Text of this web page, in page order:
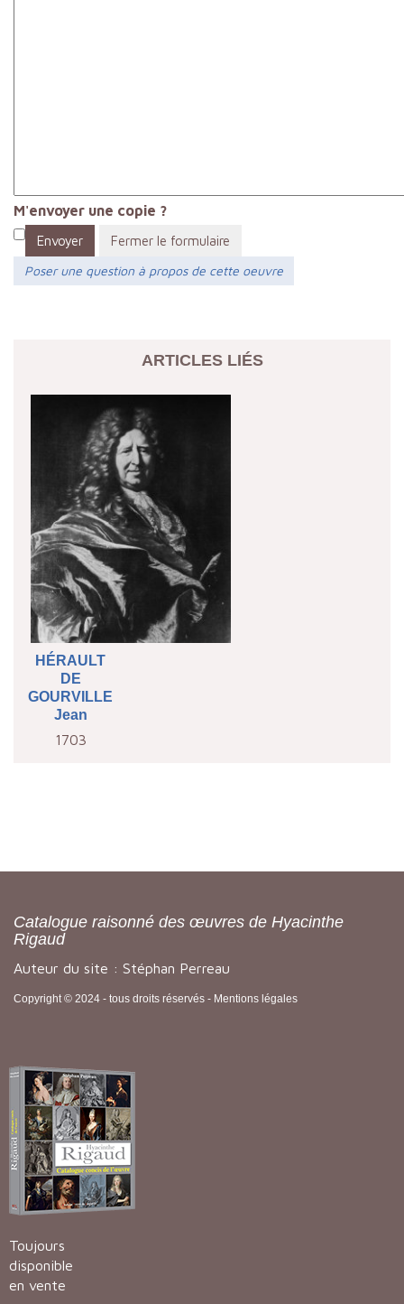
M'envoyer une copie ?
Envoyer
Fermer le formulaire
Poser une question à propos de cette oeuvre
ARTICLES LIÉS
HÉRAULT
DE
GOURVILLE
Jean
1703
Catalogue raisonné des œuvres de Hyacinthe
Rigaud
Auteur du site : Stéphan Perreau
Copyright © 2024 - tous droits réservés - Mentions légales
Toujours
disponible
en vente